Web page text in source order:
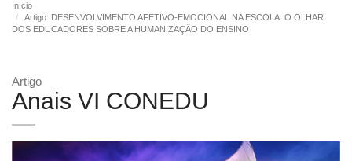
Início
Artigo: DESENVOLVIMENTO AFETIVO-EMOCIONAL NA ESCOLA: O OLHAR
DOS EDUCADORES SOBRE A HUMANIZAÇÃO DO ENSINO
Artigo
Anais VI CONEDU